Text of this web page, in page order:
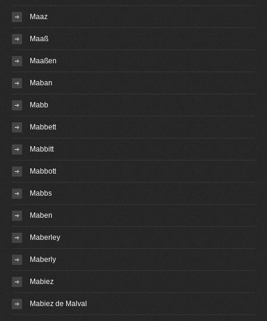
Maaz
Maaß
Maaßen
Maban
Mabb
Mabbett
Mabbitt
Mabbott
Mabbs
Maben
Maberley
Maberly
Mabiez
Mabiez de Malval